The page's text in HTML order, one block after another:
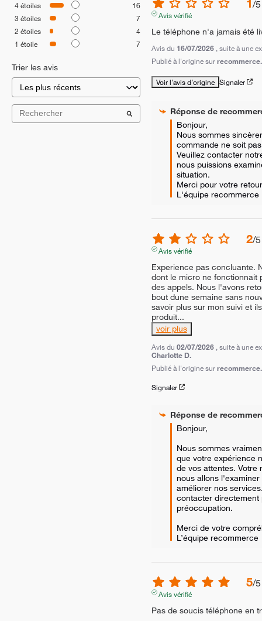
4étoiles
16
3 étoiles
7
2 étoiles
4
1 étoile 7
Trier les avis
1 /5
Avis vérifié
Le téléphone n'a jamais été
Avis du 16/07/2026 , suite à une
Publié à l'origine sur
Voir l’avis d’origine Signaler
Réponse de
Bonjour,
Nous sommes
commande ne soit
Veuillez contacter
nous puissions
situation.
Merci pour votre
L'équipe recommerce
2/5
Avis vérifié
Experience pas concluante.
dont le micro ne fonctionnait
des appels. Nous l'avons
bout dune semaine sans
savoir plus sur mon suivi et
produit...
voir plus
Avis du 02/07/2026 , suite à une
Charlotte D.
Publié à l'origine sur
Signaler
Réponse de
Bonjour,
Nous sommes
que votre expérience
de vos attentes. Votre
nous allons
améliorer nos
contacter directement
préoccupation.
Merci de votre
L’équipe recommerce
5/5
Avis vérifié
Pas de soucis téléphone en